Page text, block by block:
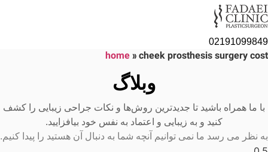
02191099849
home»cheek prosthesis surgery cost
وبلاگ
با ما همراه باشید تا جدیدترین روش‌ها و نکات جراحی زیبایی را کشف
کنید و به زیبایی و اعتماد به نفس خود بیافزایید.
به نظر می رسد ما نمی توانیم آنچه شما به دنبال آن هستید را پیدا کنیم.